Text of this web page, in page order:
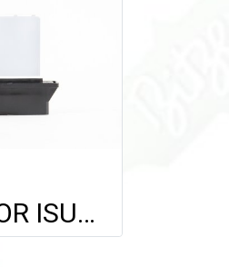
RESISTOR ISUZU D-MAX '03-'12/NISSAN MARCH/ALMERA/NAVARA NP300 (ขาสั้น)